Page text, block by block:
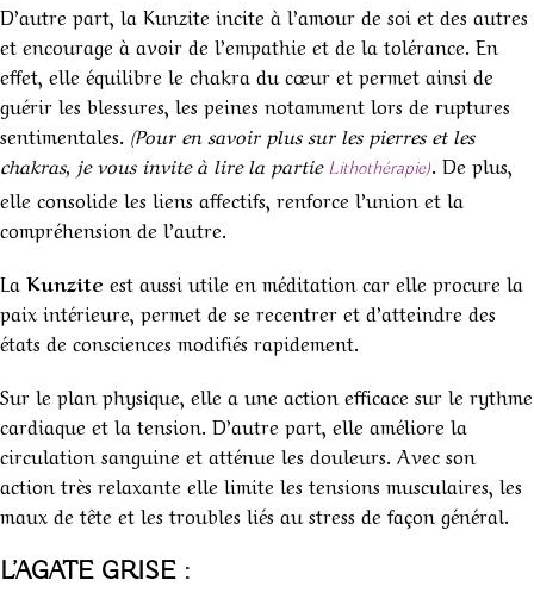
D’autre part, la Kunzite incite à l’amour de soi et des autres
et encourage à avoir de l’empathie et de la tolérance. En
effet, elle équilibre le chakra du cœur et permet ainsi de
guérir les blessures, les peines notamment lors de ruptures
sentimentales. (Pour en savoir plus sur les pierres et les
chakras, je vous invite à lire la partie Lithothérapie). De plus,
elle consolide les liens affectifs, renforce l’union et la
compréhension de l’autre.
La Kunzite est aussi utile en méditation car elle procure la
paix intérieure, permet de se recentrer et d’atteindre des
états de consciences modifiés rapidement.
Sur le plan physique, elle a une action efficace sur le rythme
cardiaque et la tension. D’autre part, elle améliore la
circulation sanguine et atténue les douleurs. Avec son
action très relaxante elle limite les tensions musculaires, les
maux de tête et les troubles liés au stress de façon général.
L’AGATE GRISE :